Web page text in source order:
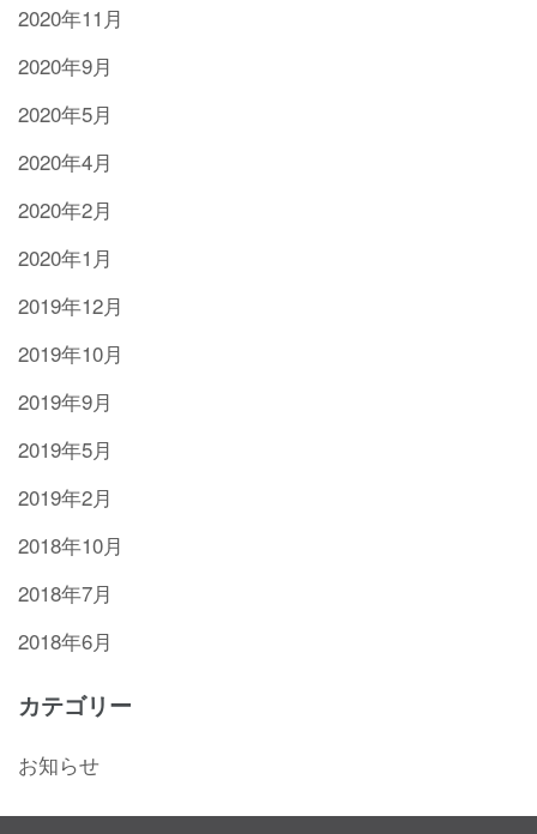
2020年11月
2020年9月
2020年5月
2020年4月
2020年2月
2020年1月
2019年12月
2019年10月
2019年9月
2019年5月
2019年2月
2018年10月
2018年7月
2018年6月
カテゴリー
お知らせ